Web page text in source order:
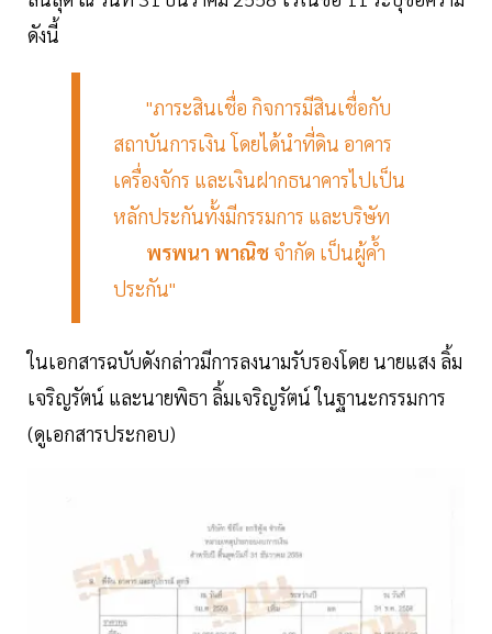
ดังนี้
"ภาระสินเชื่อ กิจการมีสินเชื่อกับ
สถาบันการเงิน โดยได้นำที่ดิน อาคาร
เครื่องจักร และเงินฝากธนาคารไปเป็น
หลักประกันทั้งมีกรรมการ และบริษัท
พรพนา พาณิช จำกัด เป็นผู้ค้ำ
ประกัน"
ในเอกสารฉบับดังกล่าวมีการลงนามรับรองโดย นายแสง ลิ้ม
เจริญรัตน์ และนายพิธา ลิ้มเจริญรัตน์ ในฐานะกรรมการ
(ดูเอกสารประกอบ)